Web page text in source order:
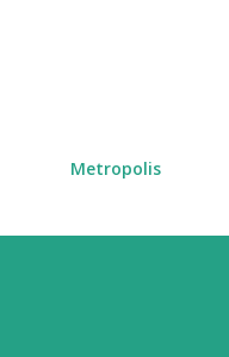
Metropolis